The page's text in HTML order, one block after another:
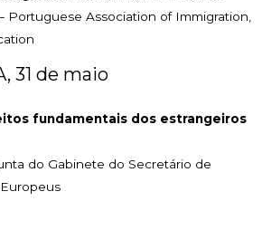
Portuguese Association of Immigration,
31 de maio
fundamentais dos estrangeiros
do Gabinete do Secretário de